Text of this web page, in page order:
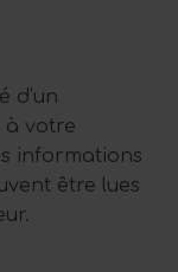
d’un
à votre
informations
être lues